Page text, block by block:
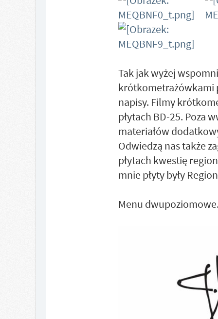
Tak jak wyżej
krótkometrażówkami
napisy. Filmy
płytach BD-25. Poza
materiałów
Odwiedzą nas także
płytach kwestię
mnie płyty były
Menu